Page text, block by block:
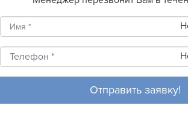
Отправить заявку!